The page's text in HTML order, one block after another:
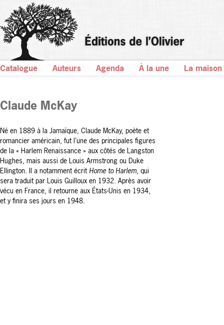
Catalogue Auteurs Agenda À la une La maison
Claude McKay
Né en 1889 à la Jamaïque, Claude McKay, poète et
romancier américain, fut l’une des principales figures
de la « Harlem Renaissance » aux côtés de Langston
Hughes, mais aussi de Louis Armstrong ou Duke
Ellington. Il a notamment écrit Home to Harlem, qui
sera traduit par Louis Guilloux en 1932. Après avoir
vécu en France, il retourne aux États-Unis en 1934,
et y finira ses jours en 1948.